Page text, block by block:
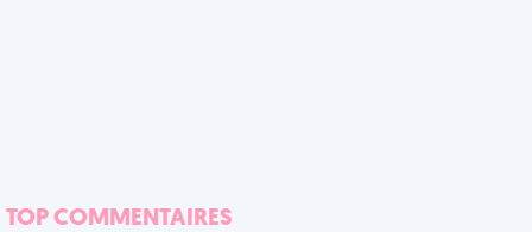
TOP COMMENTAIRES